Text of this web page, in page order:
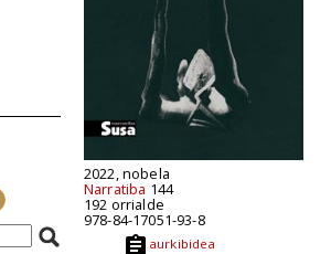
2022, nobela
Narratiba 144
192 orrialde
978-84-17051-93-8
aurkibidea